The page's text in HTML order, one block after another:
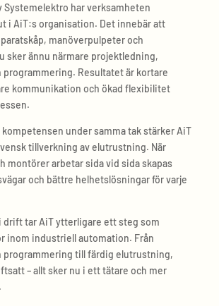
Systemelektro har verksamheten
i AiT:s organisation. Det innebär att
manöverpulpeter och
sker ännu närmare projektledning,
Resultatet är kortare
kommunikation och ökad flexibilitet
kompetensen under samma tak stärker AiT
tillverkning av elutrustning. När
montörer arbetar sida vid sida skapas
och bättre helhetslösningar för varje
drift tar AiT ytterligare ett steg som
inom industriell automation. Från
programmering till färdig elutrustning,
– allt sker nu i ett tätare och mer